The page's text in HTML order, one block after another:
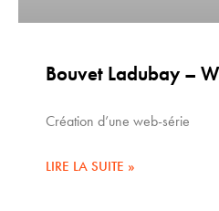
Bouvet Ladubay –
Création d’une web-série
LIRE LA SUITE »